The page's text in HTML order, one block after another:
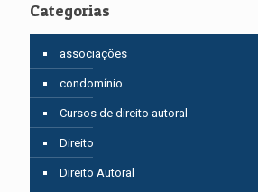
Categorias
associações
condomínio
Cursos de direito autoral
Direito
Direito Autoral